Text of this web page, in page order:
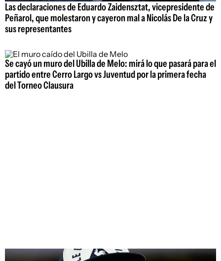
Las declaraciones de Eduardo Zaidensztat, vicepresidente de
Peñarol, que molestaron y cayeron mal a Nicolás De la Cruz y
sus representantes
Se cayó un muro del Ubilla de Melo: mirá lo que pasará para el
partido entre Cerro Largo vs Juventud por la primera fecha
del Torneo Clausura